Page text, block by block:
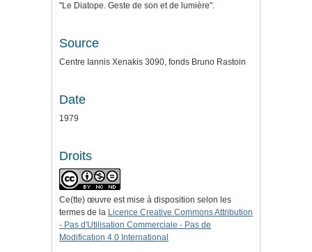
"Le Diatope. Geste de son et de lumière".
Source
Centre Iannis Xenakis 3090, fonds Bruno Rastoin
Date
1979
Droits
Ce(tte) œuvre est mise à disposition selon les
termes de la Licence Creative Commons Attribution
- Pas d'Utilisation Commerciale - Pas de
Modification 4.0 International